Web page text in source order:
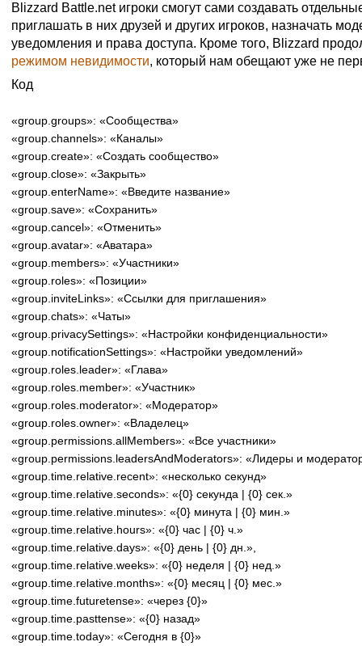
Blizzard Battle.net игроки смогут сами создавать
приглашать в них друзей и других игроков, назначать
уведомления и права доступа. Кроме того, Blizzard
режимом невидимости, который нам обещают уже не
Код
«group.groups»: «Сообщества»
«group.channels»: «Каналы»
«group.create»: «Создать сообщество»
«group.close»: «Закрыть»
«group.enterName»: «Введите название»
«group.save»: «Сохранить»
«group.cancel»: «Отменить»
«group.avatar»: «Аватара»
«group.members»: «Участники»
«group.roles»: «Позиции»
«group.inviteLinks»: «Ссылки для приглашения»
«group.chats»: «Чаты»
«group.privacySettings»: «Настройки конфиденциальности»
«group.notificationSettings»: «Настройки уведомлений»
«group.roles.leader»: «Глава»
«group.roles.member»: «Участник»
«group.roles.moderator»: «Модератор»
«group.roles.owner»: «Владелец»
«group.permissions.allMembers»: «Все участники»
«group.permissions.leadersAndModerators»: «Лидеры и
«group.time.relative.recent»: «несколько секунд»
«group.time.relative.seconds»: «{0} секунда | {0} сек.»
«group.time.relative.minutes»: «{0} минута | {0} мин.»
«group.time.relative.hours»: «{0} час | {0} ч.»
«group.time.relative.days»: «{0} день | {0} дн.»,
«group.time.relative.weeks»: «{0} неделя | {0} нед.»
«group.time.relative.months»: «{0} месяц | {0} мес.»
«group.time.futuretense»: «через {0}»
«group.time.pasttense»: «{0} назад»
«group.time.today»: «Сегодня в {0}»